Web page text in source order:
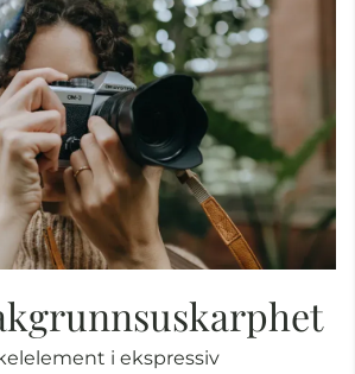
i ekspressiv